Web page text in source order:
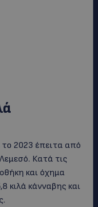
2023 έπειτα από
Κατά τις
και όχημα
κιλά κάνναβης και